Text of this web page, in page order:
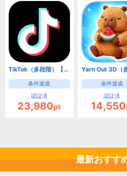
TikTok（多段階）【Android】
条件達成
認証済
23,980pt
条件達成
認証済
14,550
最新おすす